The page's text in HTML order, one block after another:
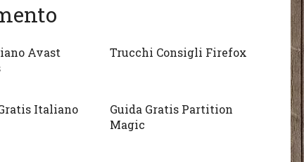
Avast
Trucchi Consigli Firefox
Italiano
Guida Gratis Partition
Magic